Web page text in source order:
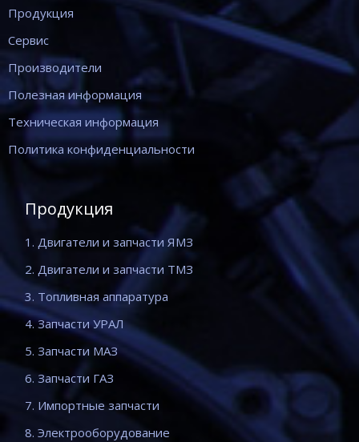
Продукция
Сервис
Производители
Полезная информация
Техническая информация
Политика конфиденциальности
Продукция
1. Двигатели и запчасти ЯМЗ
2. Двигатели и запчасти ТМЗ
3. Топливная аппаратура
4. Запчасти УРАЛ
5. Запчасти МАЗ
6. Запчасти ГАЗ
7. Импортные запчасти
8. Электрооборудование